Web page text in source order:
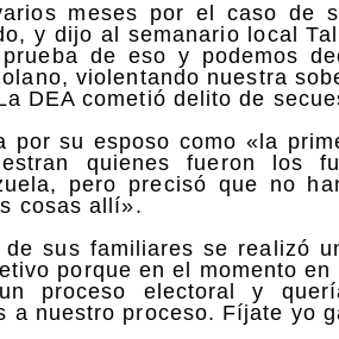
meses por el caso de
y dijo al semanario local
de eso y podemos
violentando nuestra
DEA cometió delito de
por su esposo como «la
quienes fueron los
pero precisó que no
cosas allí».
sus familiares se realizó
porque en el momento
proceso electoral y
a nuestro proceso. Fíjate yo